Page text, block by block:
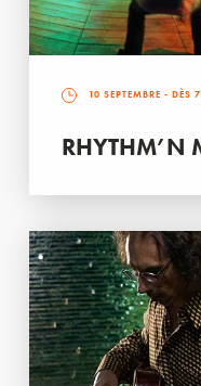
10 SEPTEMBRE - DÈS
RHYTHM’N